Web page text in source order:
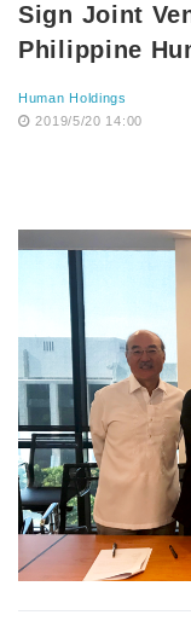
Sign Joint
Philippine
Human Holdings
2019/5/20 14:00